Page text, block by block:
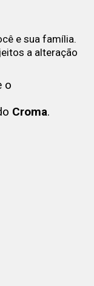
e sua família.
a alteração
o
Croma.